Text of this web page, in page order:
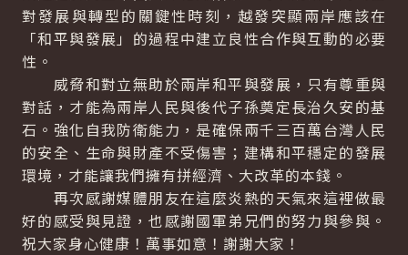
對發展與轉型的關鍵性時刻，越發突顯兩岸應該在
「和平與發展」的過程中建立良性合作與互動的必要
性。
威脅和對立無助於兩岸和平與發展，只有尊重與
對話，才能為兩岸人民與後代子孫奠定長治久安的基
石。強化自我防衛能力，是確保兩千三百萬台灣人民
的安全、生命與財產不受傷害；建構和平穩定的發展
環境，才能讓我們擁有拼經濟、大改革的本錢。
再次感謝媒體朋友在這麼炎熱的天氣來這裡做最
好的感受與見證，也感謝國軍弟兄們的努力與參與。
祝大家身心健康！萬事如意！謝謝大家！